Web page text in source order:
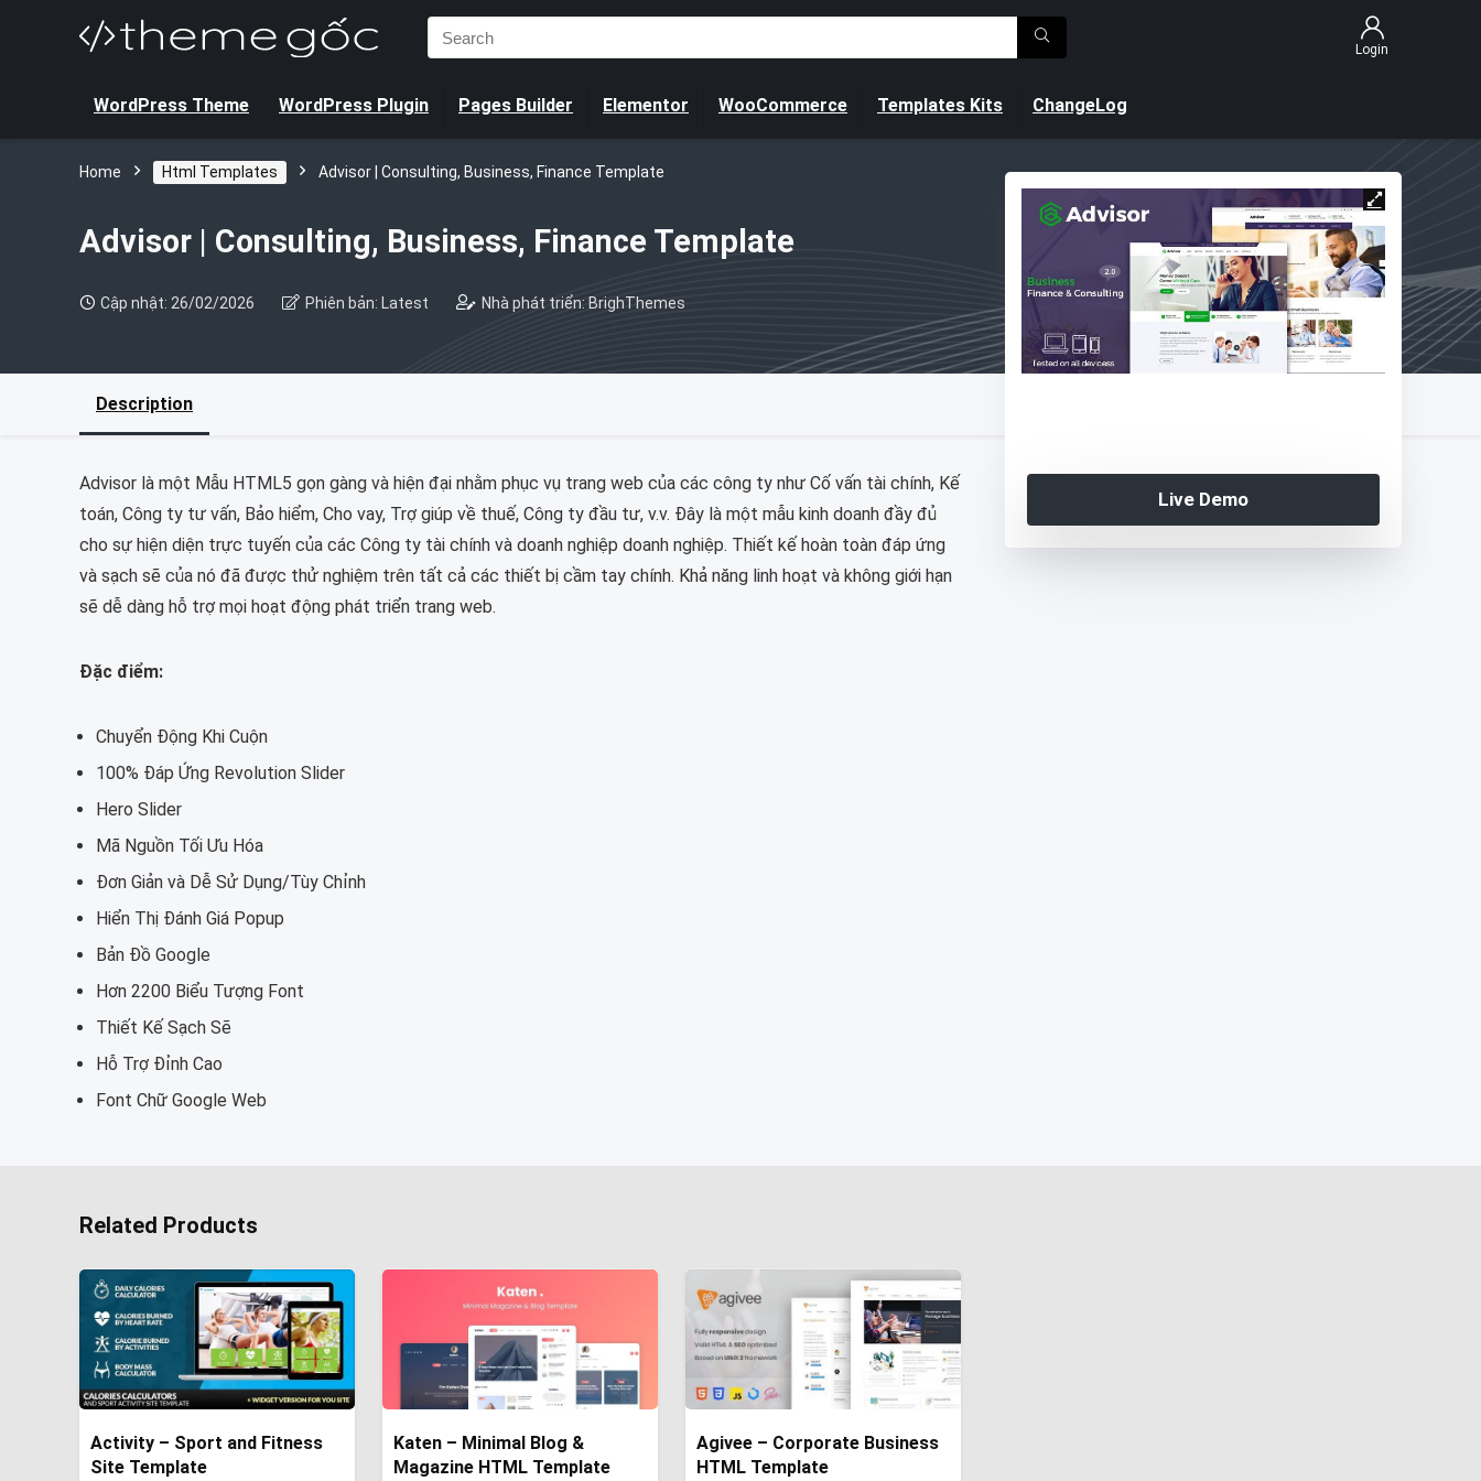
Search
for:
Login
WordPress Theme WordPress Plugin Pages Builder Elementor WooCommerce Templates Kits ChangeLog
Home Html Templates Advisor | Consulting, Business, Finance Template
Advisor | Consulting, Business, Finance Template
Live Demo
Cập nhật: 26/02/2026 Phiên bản: Latest Nhà phát triển: BrighThemes
Description
Advisor là một Mẫu HTML5 gọn gàng và hiện đại nhằm phục vụ trang web của các công ty như Cố vấn tài chính, Kế
toán, Công ty tư vấn, Bảo hiểm, Cho vay, Trợ giúp về thuế, Công ty đầu tư, v.v. Đây là một mẫu kinh doanh đầy đủ
cho sự hiện diện trực tuyến của các Công ty tài chính và doanh nghiệp doanh nghiệp. Thiết kế hoàn toàn đáp ứng
và sạch sẽ của nó đã được thử nghiệm trên tất cả các thiết bị cầm tay chính. Khả năng linh hoạt và không giới hạn
sẽ dễ dàng hỗ trợ mọi hoạt động phát triển trang web.
Đặc điểm:
Chuyển Động Khi Cuộn
100% Đáp Ứng Revolution Slider
Hero Slider
Mã Nguồn Tối Ưu Hóa
Đơn Giản và Dễ Sử Dụng/Tùy Chỉnh
Hiển Thị Đánh Giá Popup
Bản Đồ Google
Hơn 2200 Biểu Tượng Font
Thiết Kế Sạch Sẽ
Hỗ Trợ Đỉnh Cao
Font Chữ Google Web
Related Products
Activity – Sport and Fitness
Site Template
Katen – Minimal Blog &
Magazine HTML Template
Agivee – Corporate Business
HTML Template